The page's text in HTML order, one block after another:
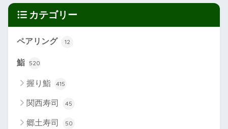
カテゴリー
ペアリング 12
鮨 520
握り鮨 415
関西寿司 45
郷土寿司 50